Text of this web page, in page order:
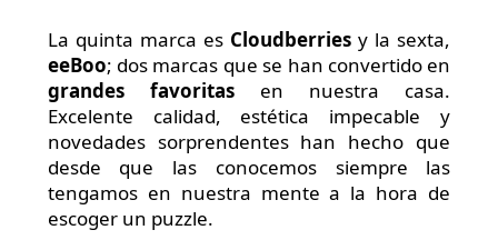
La quinta marca es Cloudberries y la sexta,
eeBoo; dos marcas que se han convertido en
grandes favoritasen nuestra casa.
Excelente calidad, estética impecable y
novedades sorprendentes han hecho que
desde que las conocemos siempre las
tengamos en nuestra mente a la hora de
escoger un puzzle.